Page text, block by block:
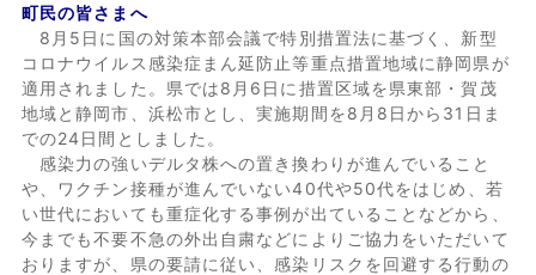
町民の皆さまへ
8月5日に国の対策本部会議で特別措置法に基づく、新型
コロナウイルス感染症まん延防止等重点措置地域に静岡県が
適用されました。県では8月6日に措置区域を県東部・賀茂
地域と静岡市、浜松市とし、実施期間を8月8日から31日ま
での24日間としました。
感染力の強いデルタ株への置き換わりが進んでいること
や、ワクチン接種が進んでいない40代や50代をはじめ、若
い世代においても重症化する事例が出ていることなどから、
今までも不要不急の外出自粛などによりご協力をいただいて
おりますが、県の要請に従い、感染リスクを回避する行動の